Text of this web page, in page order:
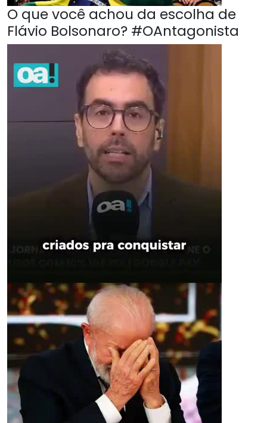
O que você achou da escolha de
Flávio Bolsonaro? #OAntagonista